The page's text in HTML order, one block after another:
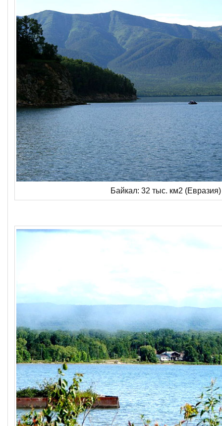
Байкал: 32 тыс. км2 (Евразия)